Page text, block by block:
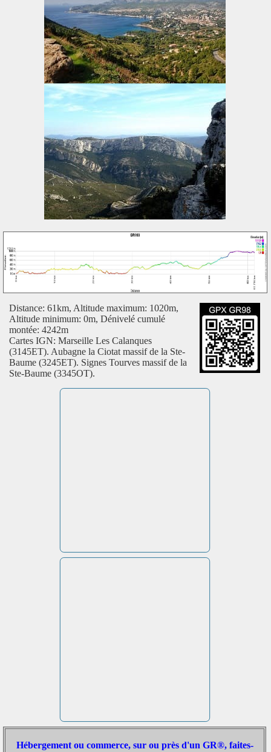
Distance: 61km, Altitude maximum: 1020m,
Altitude minimum: 0m, Dénivelé cumulé
montée: 4242m
Cartes IGN: Marseille Les Calanques
(3145ET). Aubagne la Ciotat massif de la Ste-
Baume (3245ET). Signes Tourves massif de la
Ste-Baume (3345OT).
Hébergement ou commerce, sur ou près d'un GR®, faites-